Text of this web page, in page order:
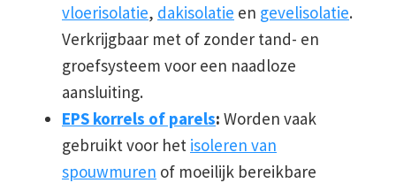
vloerisolatie, dakisolatie en gevelisolatie.
Verkrijgbaar met of zonder tand- en
groefsysteem voor een naadloze
aansluiting.
EPS korrels of parels: Worden vaak
gebruikt voor het isoleren van
spouwmuren of moeilijk bereikbare